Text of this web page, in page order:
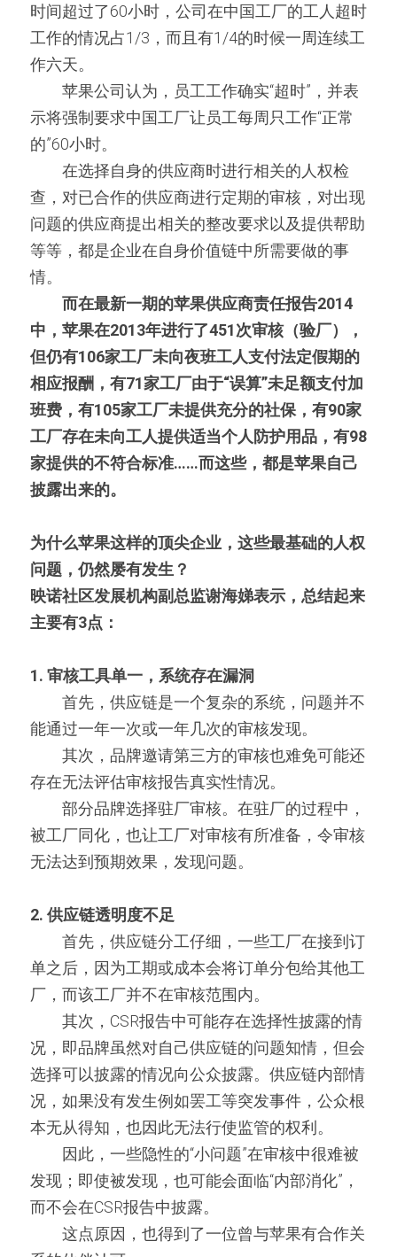
时间超过了60小时，公司在中国工厂的工人超时
工作的情况占1/3，而且有1/4的时候一周连续工
作六天。
苹果公司认为，员工工作确实“超时”，并表
示将强制要求中国工厂让员工每周只工作“正常
的”60小时。
在选择自身的供应商时进行相关的人权检
查，对已合作的供应商进行定期的审核，对出现
问题的供应商提出相关的整改要求以及提供帮助
等等，都是企业在自身价值链中所需要做的事
情。
而在最新一期的苹果供应商责任报告2014
中，苹果在2013年进行了451次审核（验厂），
但仍有106家工厂未向夜班工人支付法定假期的
相应报酬，有71家工厂由于“误算”未足额支付加
班费，有105家工厂未提供充分的社保，有90家
工厂存在未向工人提供适当个人防护用品，有98
家提供的不符合标准……而这些，都是苹果自己
披露出来的。
为什么苹果这样的顶尖企业，这些最基础的人权
问题，仍然屡有发生？
映诺社区发展机构副总监谢海娣表示，总结起来
主要有3点：
1. 审核工具单一，系统存在漏洞
首先，供应链是一个复杂的系统，问题并不
能通过一年一次或一年几次的审核发现。
其次，品牌邀请第三方的审核也难免可能还
存在无法评估审核报告真实性情况。
部分品牌选择驻厂审核。在驻厂的过程中，
被工厂同化，也让工厂对审核有所准备，令审核
无法达到预期效果，发现问题。
2. 供应链透明度不足
首先，供应链分工仔细，一些工厂在接到订
单之后，因为工期或成本会将订单分包给其他工
厂，而该工厂并不在审核范围内。
其次，CSR报告中可能存在选择性披露的情
况，即品牌虽然对自己供应链的问题知情，但会
选择可以披露的情况向公众披露。供应链内部情
况，如果没有发生例如罢工等突发事件，公众根
本无从得知，也因此无法行使监管的权利。
因此，一些隐性的“小问题”在审核中很难被
发现；即使被发现，也可能会面临“内部消化”，
而不会在CSR报告中披露。
这点原因，也得到了一位曾与苹果有合作关